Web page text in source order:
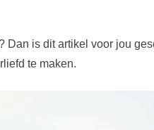
Dan is dit artikel voor jou
te maken.